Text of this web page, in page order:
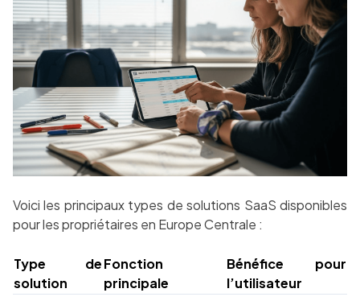
Voici les principaux types de solutions SaaS disponibles
pour les propriétaires en Europe Centrale :
Type de
solution
Fonction
principale
Bénéfice pour
l’utilisateur